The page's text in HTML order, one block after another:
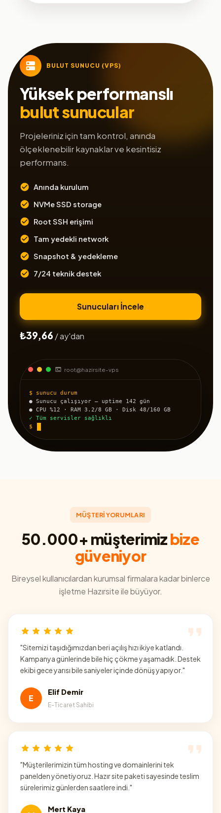
root@hazirsite-vps
$ sunucu durum
● Sunucu çalışıyor — uptime 142 gün
● CPU %12 · RAM 3.2/8 GB · Disk 48/160 GB
✓ Tüm servisler sağlıklı
$
BULUT SUNUCU (VPS)
Yüksek performanslı
bulut sunucular
Projeleriniz için tam kontrol, anında
ölçeklenebilir kaynaklar ve kesintisiz
performans.
Anında kurulum
NVMe SSD storage
Root SSH erişimi
Tam yedekli network
Snapshot & yedekleme
7/24 teknik destek
Sunucuları İncele
₺39,66 / ay'dan
MÜŞTERİ YORUMLARI
50.000+ müşterimizbize
güveniyor
Bireysel kullanıcılardan kurumsal firmalara kadar binlerce
işletme Hazırsite ile büyüyor.
"Sitemizi taşıdığımızdan beri açılış hızı ikiye katlandı.
Kampanya günlerinde bile hiç çökme yaşamadık. Destek
ekibi gece yarısı bile saniyeler içinde dönüş yapıyor."
E
Elif Demir
E-Ticaret Sahibi
"Müşterilerimizin tüm hosting ve domainlerini tek
panelden yönetiyoruz. Hazır site paketi sayesinde teslim
sürelerimiz günlerden saatlere indi. "
Mert Kaya